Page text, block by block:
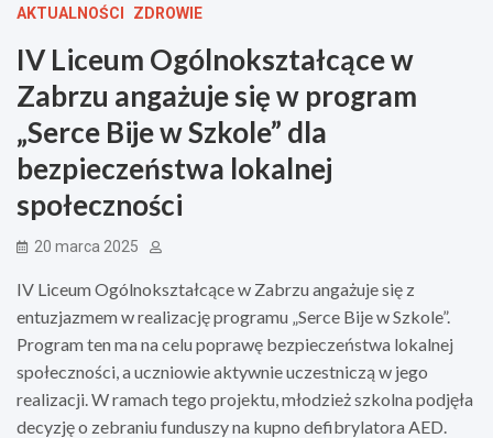
AKTUALNOŚCI ZDROWIE
IV Liceum Ogólnokształcące w
Zabrzu angażuje się w program
„Serce Bije w Szkole” dla
bezpieczeństwa lokalnej
społeczności
20 marca 2025
IV Liceum Ogólnokształcące w Zabrzu angażuje się z
entuzjazmem w realizację programu „Serce Bije w Szkole”.
Program ten ma na celu poprawę bezpieczeństwa lokalnej
społeczności, a uczniowie aktywnie uczestniczą w jego
realizacji. W ramach tego projektu, młodzież szkolna podjęła
decyzję o zebraniu funduszy na kupno defibrylatora AED.